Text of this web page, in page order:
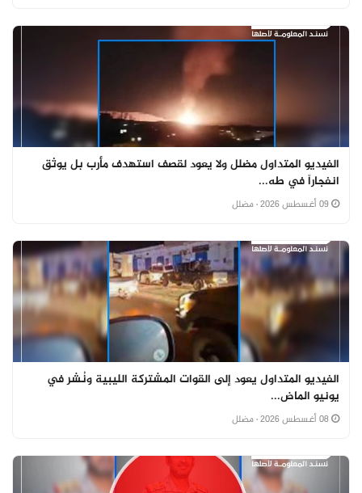
الفيديو المتداول مضلل ولا يعود لقصف استهدف مأرب بل يوثق
انفجاراً في طه...
· مضلل
الفيديو المتداول يعود إلى القوات المشتركة الليبية ونُشر في
يونيو الماض...
· مضلل